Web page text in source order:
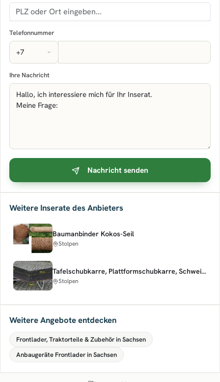
Telefonnummer
Ihre Nachricht
Nachricht senden
Weitere Inserate des Anbieters
Baumanbinder Kokos-Seil
Stolpen
Tafelschubkarre, Plattformschubkarre, Schweizer Karre, Mistkarre, Gärtnerkarre
Stolpen
Weitere Angebote entdecken
Frontlader, Traktorteile & Zubehör in Sachsen
Anbaugeräte Frontlader in Sachsen